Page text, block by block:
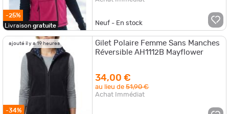
-25%
Livraison gratuite Neuf - En stock
ajouté il y a 19 heures
-34%
Gilet Polaire Femme Sans Manches
Réversible AH1112B Mayflower
34,00 €
au lieu de51,90 €
Achat Immédiat